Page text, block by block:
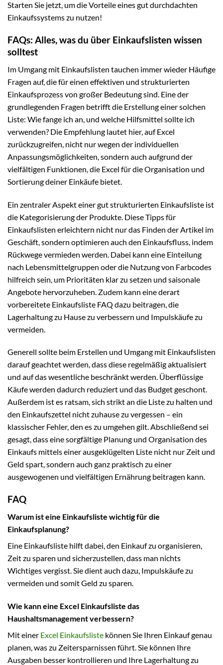
Starten Sie jetzt, um die Vorteile eines gut durchdachten
Einkaufssystems zu nutzen!
FAQs: Alles, was du über Einkaufslisten wissen
solltest
Im Umgang mit Einkaufslisten tauchen immer wieder Häufige
Fragen auf, die für einen effektiven und strukturierten
Einkaufsprozess von großer Bedeutung sind. Eine der
grundlegenden Fragen betrifft die Erstellung einer solchen
Liste: Wie fange ich an, und welche Hilfsmittel sollte ich
verwenden? Die Empfehlung lautet hier, auf Excel
zurückzugreifen, nicht nur wegen der individuellen
Anpassungsmöglichkeiten, sondern auch aufgrund der
vielfältigen Funktionen, die Excel für die Organisation und
Sortierung deiner Einkäufe bietet.
Ein zentraler Aspekt einer gut strukturierten Einkaufsliste ist
die Kategorisierung der Produkte. Diese Tipps für
Einkaufslisten erleichtern nicht nur das Finden der Artikel im
Geschäft, sondern optimieren auch den Einkaufsfluss, indem
Rückwege vermieden werden. Dabei kann eine Einteilung
nach Lebensmittelgruppen oder die Nutzung von Farbcodes
hilfreich sein, um Prioritäten klar zu setzen und saisonale
Angebote hervorzuheben. Zudem kann eine derart
vorbereitete Einkaufsliste FAQ dazu beitragen, die
Lagerhaltung zu Hause zu verbessern und Impulskäufe zu
vermeiden.
Generell sollte beim Erstellen und Umgang mit Einkaufslisten
darauf geachtet werden, dass diese regelmäßig aktualisiert
und auf das wesentliche beschränkt werden. Überflüssige
Käufe werden dadurch reduziert und das Budget geschont.
Außerdem ist es ratsam, sich strikt an die Liste zu halten und
den Einkaufszettel nicht zuhause zu vergessen – ein
klassischer Fehler, den es zu umgehen gilt. Abschließend sei
gesagt, dass eine sorgfältige Planung und Organisation des
Einkaufs mittels einer ausgeklügelten Liste nicht nur Zeit und
Geld spart, sondern auch ganz praktisch zu einer
ausgewogenen und vielfältigen Ernährung beitragen kann.
FAQ
Warum ist eine Einkaufsliste wichtig für die
Einkaufsplanung?
Eine Einkaufsliste hilft dabei, den Einkauf zu organisieren,
Zeit zu sparen und sicherzustellen, dass man nichts
Wichtiges vergisst. Sie dient auch dazu, Impulskäufe zu
vermeiden und somit Geld zu sparen.
Wie kann eine Excel Einkaufsliste das
Haushaltsmanagement verbessern?
Mit einer Excel Einkaufsliste können Sie Ihren Einkauf genau
planen, was zu Zeitersparnissen führt. Sie können Ihre
Ausgaben besser kontrollieren und Ihre Lagerhaltung zu